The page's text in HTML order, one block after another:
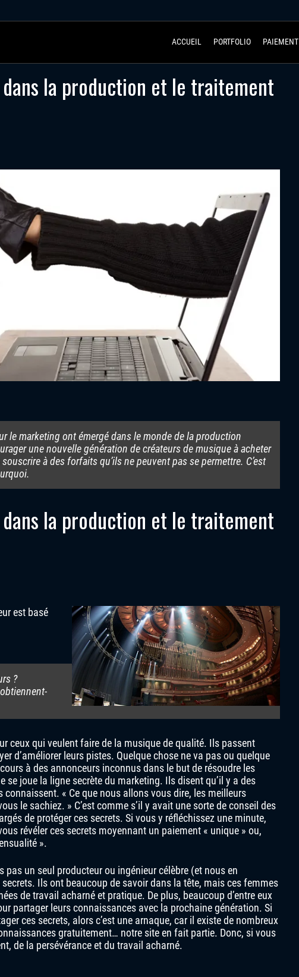
ACCUEIL PORTFOLIO PAIEMENT
la production et le traitement
le marketing ont émergé dans le monde de la production
une nouvelle génération de créateurs de musique à acheter
à des forfaits qu’ils ne peuvent pas se permettre. C’est
la production et le traitement
est basé
?
ceux qui veulent faire de la musique de qualité. Ils passent
d’améliorer leurs pistes. Quelque chose ne va pas ou quelque
à des annonceurs inconnus dans le but de résoudre les
se joue la ligne secrète du marketing. Ils disent qu’il y a des
connaissent. « Ce que nous allons vous dire, les meilleurs
le sachiez. » C’est comme s’il y avait une sorte de conseil des
de protéger ces secrets. Si vous y réfléchissez une minute,
révéler ces secrets moyennant un paiement « unique » ou,
».
un seul producteur ou ingénieur célèbre (et nous en
Ils ont beaucoup de savoir dans la tête, mais ces femmes
de travail acharné et pratique. De plus, beaucoup d’entre eux
partager leurs connaissances avec la prochaine génération. Si
ces secrets, alors c’est une arnaque, car il existe de nombreux
gratuitement… notre site en fait partie. Donc, si vous
de la persévérance et du travail acharné.